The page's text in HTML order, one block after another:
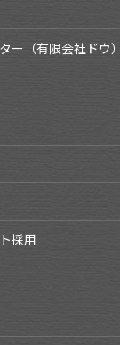
ー（有限会社ドウ）
採用